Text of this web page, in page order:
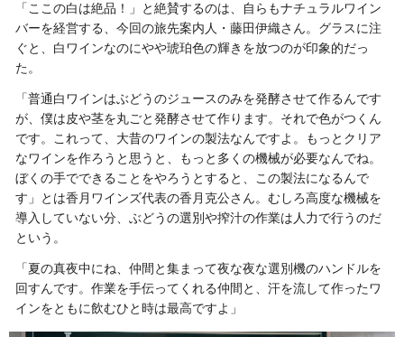
「ここの白は絶品！」と絶賛するのは、自らもナチュラルワイン
バーを経営する、今回の旅先案内人・藤田伊織さん。グラスに注
ぐと、白ワインなのにやや琥珀色の輝きを放つのが印象的だっ
た。
「普通白ワインはぶどうのジュースのみを発酵させて作るんです
が、僕は皮や茎を丸ごと発酵させて作ります。それで色がつくん
です。これって、大昔のワインの製法なんですよ。もっとクリア
なワインを作ろうと思うと、もっと多くの機械が必要なんでね。
ぼくの手でできることをやろうとすると、この製法になるんで
す」とは香月ワインズ代表の香月克公さん。むしろ高度な機械を
導入していない分、ぶどうの選別や搾汁の作業は人力で行うのだ
という。
「夏の真夜中にね、仲間と集まって夜な夜な選別機のハンドルを
回すんです。作業を手伝ってくれる仲間と、汗を流して作ったワ
インをともに飲むひと時は最高ですよ」